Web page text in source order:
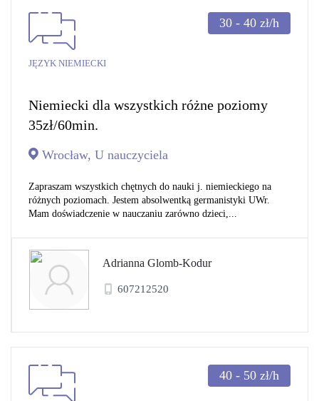
JĘZYK NIEMIECKI
30 - 40 zł/h
Niemiecki dla wszystkich różne poziomy
35zł/60min.
Wrocław, U nauczyciela
Zapraszam wszystkich chętnych do nauki j. niemieckiego na
różnych poziomach. Jestem absolwentką germanistyki UWr.
Mam doświadczenie w nauczaniu zarówno dzieci,...
Adrianna Glomb-Kodur
607212520
40 - 50 zł/h